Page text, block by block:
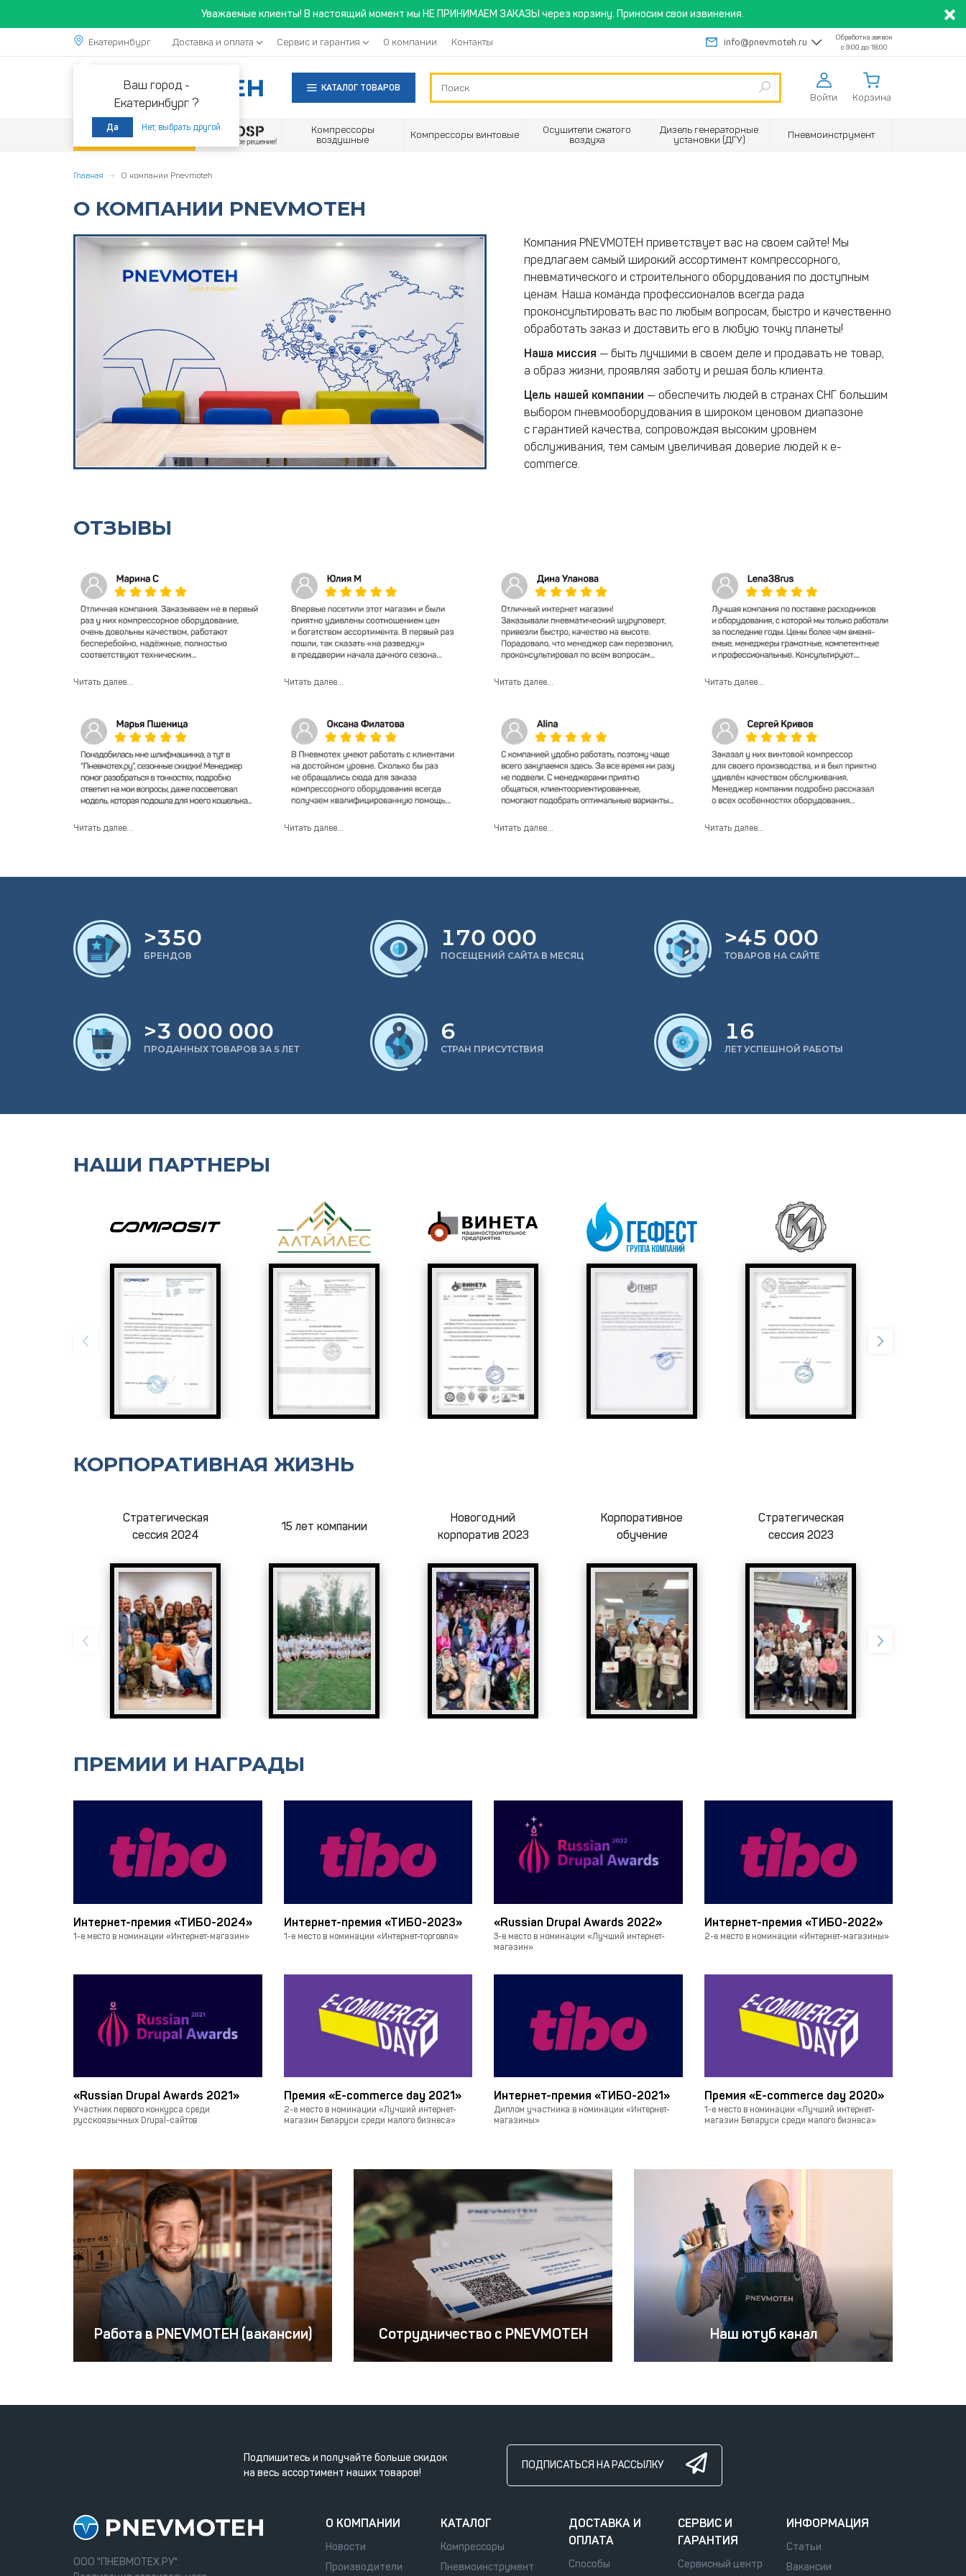
Уважаемые клиенты! В настоящий момент мы НЕ ПРИНИМАЕМ ЗАКАЗЫ через корзину. Приносим свои извинения.
Екатеринбург
Ваш город -
Екатеринбург ?
Да Нет, выбрать другой
Доставка и оплата Сервис и гарантия О компании Контакты info@pnevmoteh.ru
Обработка заявок
с 9:00 до 18:00
КАТАЛОГ ТОВАРОВ
Войти Корзина
Акции
Компрессоры
воздушные
Компрессоры винтовые
Осушители сжатого
воздуха
Дизель генераторные
установки (ДГУ)
Пневмоинструмент
Главная О компании Pnevmoteh
О КОМПАНИИ PNEVMOTEH
Компания PNEVMOTEH приветствует вас на своем сайте! Мы
предлагаем самый широкий ассортимент компрессорного,
пневматического и строительного оборудования по доступным
ценам. Наша команда профессионалов всегда рада
проконсультировать вас по любым вопросам, быстро и качественно
обработать заказ и доставить его в любую точку планеты!
Наша миссия — быть лучшими в своем деле и продавать не товар,
а образ жизни, проявляя заботу и решая боль клиента.
Цель нашей компании — обеспечить людей в странах СНГ большим
выбором пневмооборудования в широком ценовом диапазоне
с гарантией качества, сопровождая высоким уровнем
обслуживания, тем самым увеличивая доверие людей к e-
commerce.
ОТЗЫВЫ
Читать далее... Читать далее... Читать далее... Читать далее...
Читать далее... Читать далее... Читать далее... Читать далее...
>350
БРЕНДОВ
170 000
ПОСЕЩЕНИЙ САЙТА В МЕСЯЦ
>45 000
ТОВАРОВ НА САЙТЕ
>3 000 000
ПРОДАННЫХ ТОВАРОВ ЗА 5 ЛЕТ
6
СТРАН ПРИСУТСТВИЯ
16
ЛЕТ УСПЕШНОЙ РАБОТЫ
НАШИ ПАРТНЕРЫ
КОРПОРАТИВНАЯ ЖИЗНЬ
Стратегическая
сессия 2024
15 лет компании
Новогодний
корпоратив 2023
Корпоративное
обучение
Стратегическая
сессия 2023
ПРЕМИИ И НАГРАДЫ
Интернет-премия «ТИБО-2024»
1-е место в номинации «Интернет-магазин»
Интернет-премия «ТИБО-2023»
1-е место в номинации «Интернет-торговля»
«Russian Drupal Awards 2022»
3-е место в номинации «Лучший интернет-
магазин»
Интернет-премия «ТИБО-2022»
2-е место в номинации «Интернет-магазины»
«Russian Drupal Awards 2021»
Участник первого конкурса среди
русскоязычных Drupal-сайтов
Премия «E-commerce day 2021»
2-е место в номинации «Лучший интернет-
магазин Беларуси среди малого бизнеса»
Интернет-премия «ТИБО-2021»
Диплом участника в номинации «Интернет-
магазины»
Премия «E-commerce day 2020»
1-е место в номинации «Лучший интернет-
магазин Беларуси среди малого бизнеса»
Работа в PNEVMOTEH (вакансии) Сотрудничество с PNEVMOTEH Наш ютуб канал
Подпишитесь и получайте больше скидок
на весь ассортимент наших товаров!
ПОДПИСАТЬСЯ НА РАССЫЛКУ
ООО "ПНЕВМОТЕХ.РУ".
О КОМПАНИИ
Новости
Производители
КАТАЛОГ
Компрессоры
Пневмоинструмент
ДОСТАВКА И
ОПЛАТА
Способы
СЕРВИС И
ГАРАНТИЯ
Сервисный центр
ИНФОРМАЦИЯ
Статьи
Вакансии